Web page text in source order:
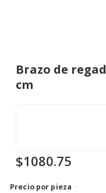
Brazo de
cm
$1080.75
Precio por pieza ·